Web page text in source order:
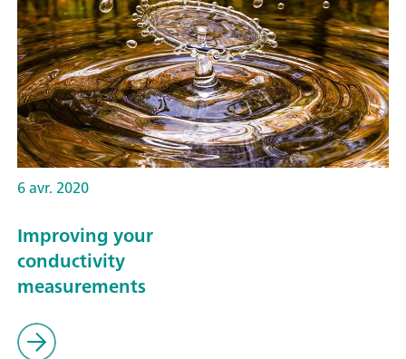
6 avr. 2020
Improving your
conductivity
measurements